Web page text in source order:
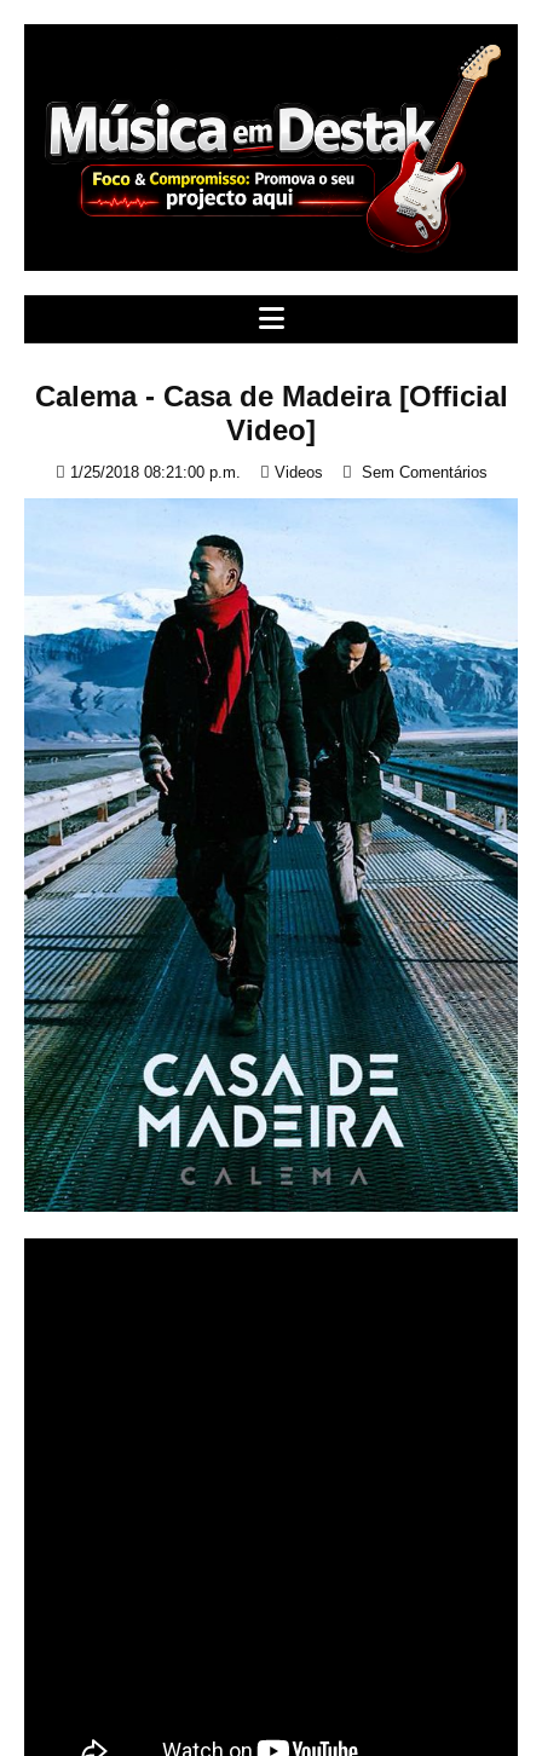
t
o
c
o
n
t
Calema - Casa de Madeira [Official
Video]
1/25/2018 08:21:00 p.m. Videos Sem Comentários